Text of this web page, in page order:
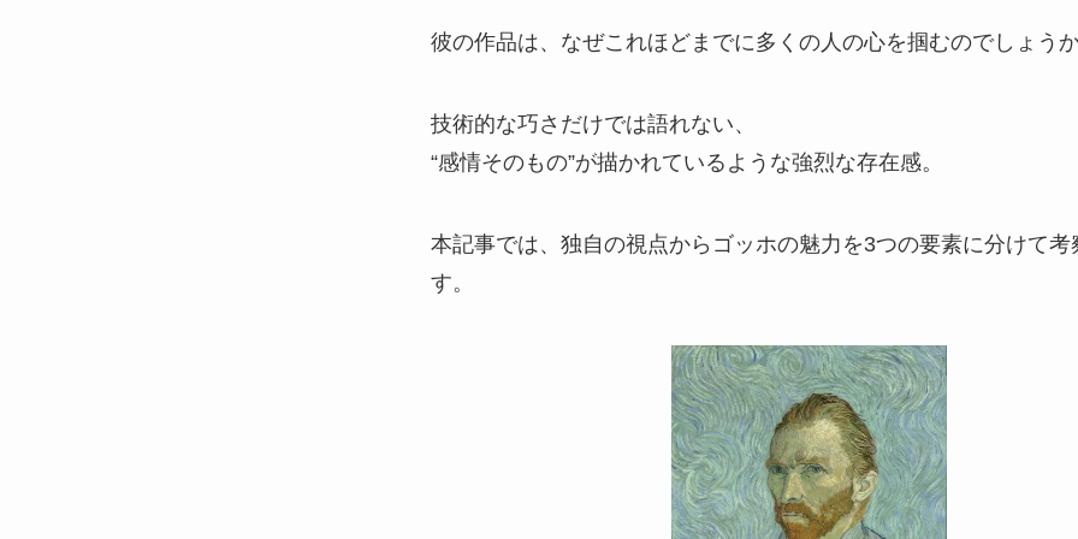
彼の作品は、なぜこれほどまでに多くの人の心を掴むのでしょうか
技術的な巧さだけでは語れない、
“感情そのもの”が描かれているような強烈な存在感。
本記事では、独自の視点からゴッホの魅力を3つの要素に分けて考
す。